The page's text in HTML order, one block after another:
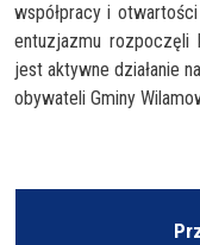
współpracy i
entuzjazmu rozpoczęli
jest aktywne działanie
obywateli Gminy